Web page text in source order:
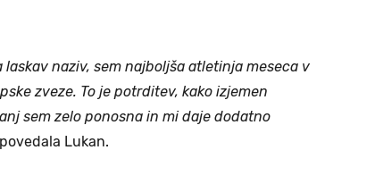
laskav naziv, sem najboljša atletinja meseca v
zveze. To je potrditev, kako izjemen
sem zelo ponosna in mi daje dodatno
Lukan.